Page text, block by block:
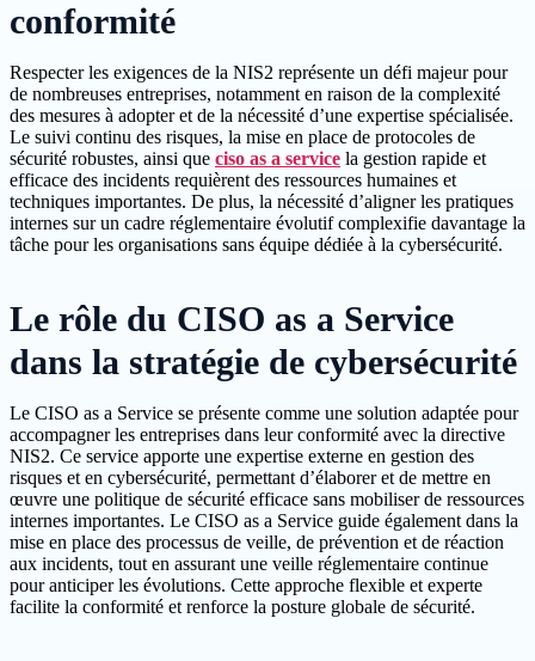
conformité
Respecter les exigences de la NIS2 représente un défi majeur pour
de nombreuses entreprises, notamment en raison de la complexité
des mesures à adopter et de la nécessité d’une expertise spécialisée.
Le suivi continu des risques, la mise en place de protocoles de
sécurité robustes, ainsi que ciso as a service la gestion rapide et
efficace des incidents requièrent des ressources humaines et
techniques importantes. De plus, la nécessité d’aligner les pratiques
internes sur un cadre réglementaire évolutif complexifie davantage la
tâche pour les organisations sans équipe dédiée à la cybersécurité.
Le rôle du CISO as a Service
dans la stratégie de cybersécurité
Le CISO as a Service se présente comme une solution adaptée pour
accompagner les entreprises dans leur conformité avec la directive
NIS2. Ce service apporte une expertise externe en gestion des
risques et en cybersécurité, permettant d’élaborer et de mettre en
œuvre une politique de sécurité efficace sans mobiliser de ressources
internes importantes. Le CISO as a Service guide également dans la
mise en place des processus de veille, de prévention et de réaction
aux incidents, tout en assurant une veille réglementaire continue
pour anticiper les évolutions. Cette approche flexible et experte
facilite la conformité et renforce la posture globale de sécurité.